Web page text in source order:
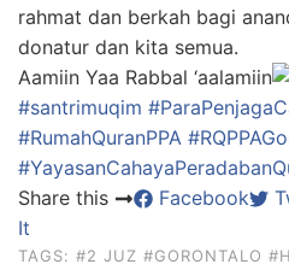
rahmat dan berkah bagi
donatur dan kita semua.
Aamiin Yaa Rabbal ‘aalamiin
#santrimuqim
#RumahQuranPPA
Share this
Facebook
It
TAGS: #2 JUZ #GORONTALO